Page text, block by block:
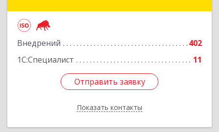
Внедрений
402
1С:Специалист
11
Отправить заявку
Показать контакты
Отправить заявку
Назад